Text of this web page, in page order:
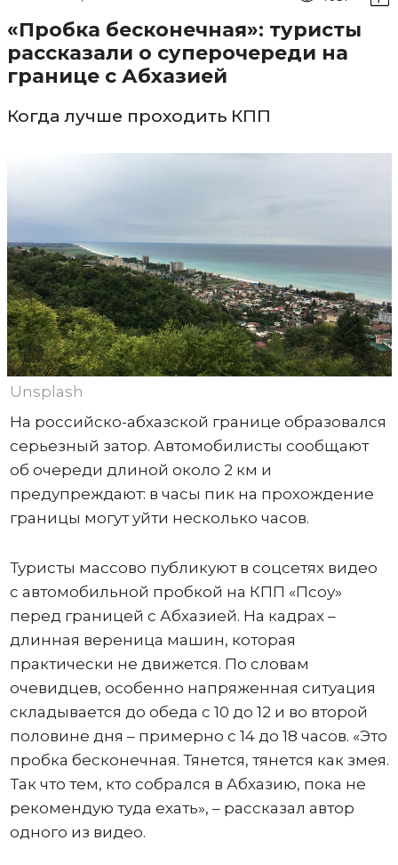
«Пробка бесконечная»: туристы
рассказали о суперочереди на
границе с Абхазией
Когда лучше проходить КПП
Unsplash
На российско-абхазской границе образовался
серьезный затор. Автомобилисты сообщают
об очереди длиной около 2 км и
предупреждают: в часы пик на прохождение
границы могут уйти несколько часов.
Туристы массово публикуют в соцсетях видео
с автомобильной пробкой на КПП «Псоу»
перед границей с Абхазией. На кадрах –
длинная вереница машин, которая
практически не движется. По словам
очевидцев, особенно напряженная ситуация
складывается до обеда с 10 до 12 и во второй
половине дня – примерно с 14 до 18 часов. «Это
пробка бесконечная. Тянется, тянется как змея.
Так что тем, кто собрался в Абхазию, пока не
рекомендую туда ехать», – рассказал автор
одного из видео.